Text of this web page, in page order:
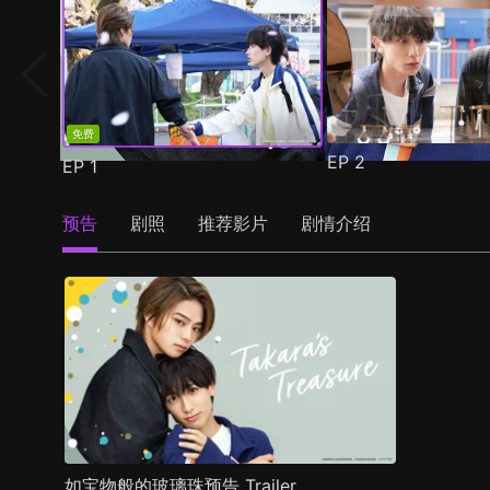
免费
EP1 EP2
预告 剧照 推荐影片 剧情介绍
如宝物般的玻璃珠预告 Trailer